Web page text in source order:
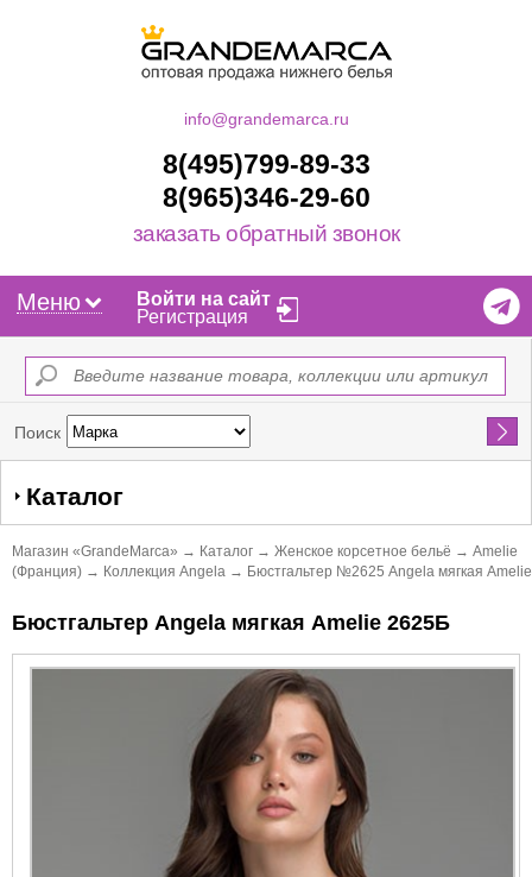
info@grandemarca.ru
8(495)799-89-33
8(965)346-29-60
заказать обратный звонок
Меню
Войти на сайт
Регистрация
Поиск Найти
Каталог
Магазин «GrandeMarca» → Каталог → Женское корсетное бельё → Amelie
(Франция) → Коллекция Angela → Бюстгальтер №2625 Angela мягкая Amelie
Бюстгальтер Angela мягкая Amelie 2625Б